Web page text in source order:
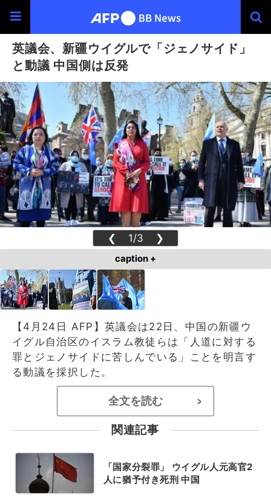
英議会、新疆ウイグルで「ジェノサイド」
と動議 中国側は反発
❮ 1/3 ❯
caption +
【4月24日 AFP】英議会は22日、中国の新疆ウ
イグル自治区のイスラム教徒らは「人道に対する
罪とジェノサイドに苦しんでいる」ことを明言す
る動議を採択した。
全文を読む >
関連記事
「国家分裂罪」 ウイグル人元高官2
人に猶予付き死刑 中国